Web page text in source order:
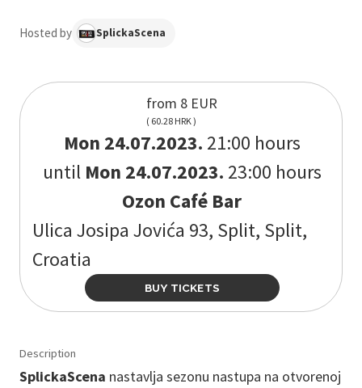
Hosted by SplickaScena
from 8 EUR
( 60.28 HRK )
Mon 24.07.2023. 21:00 hours
until Mon 24.07.2023. 23:00 hours
Ozon Café Bar
Ulica Josipa Jovića 93, Split, Split,
Croatia
BUY TICKETS
Description
SplickaScena nastavlja sezonu nastupa na otvorenoj